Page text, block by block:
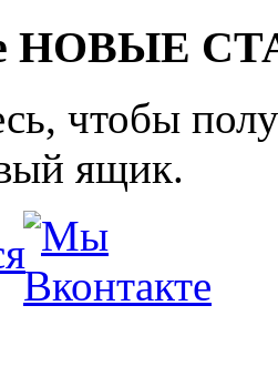
НОВЫЕ
чтобы
ящик.